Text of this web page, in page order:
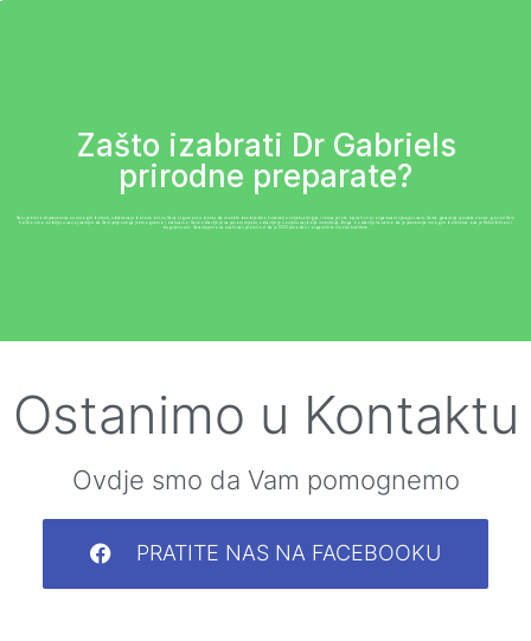
Zašto izabrati Dr Gabriels
prirodne preparate?
Naši proizvodi prevencija su mnogih bolesti, ublažavaju bolove oni su Vaša sigurnost u domu da možete bezbijedno koračati u svijetu alergija i virusa jer ste ojačali svoj organizam vjerujući nam. Sama garancija povrata novca govori Vam
koliko smo ozbiljni u našoj namjeri da Vam prije svega pomognemo i olakšamo. Vaše zdravlje je na prvom mjestu, zdravlje je čovjeku najbolja investicija. Briga o zdravlju ne samo da je prevencija mnogim bolestima ona je fleksibilnost i
dugvječnost. Garantujemo za svaki naš proizvod da je 100% prirodan i organski te visoke kvalitete.
Ostanimo u Kontaktu
Ovdje smo da Vam pomognemo
PRATITE NAS NA FACEBOOKU